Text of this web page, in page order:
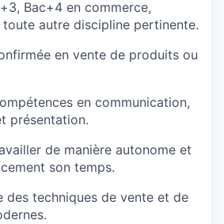
Bac+4 en commerce,
autre discipline pertinente.
en vente de produits ou
en communication,
présentation.
de manière autonome et
son temps.
des techniques de vente et de